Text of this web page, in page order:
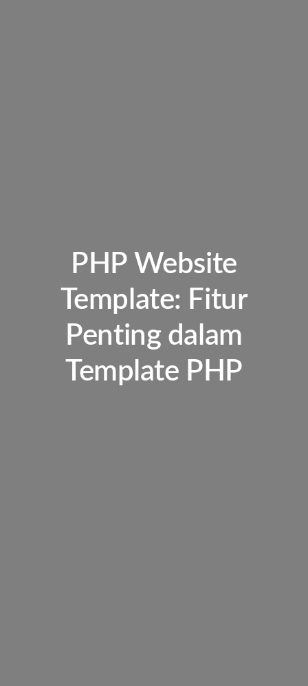
PHP Website
Template: Fitur
Penting dalam
Template PHP